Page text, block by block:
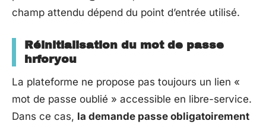
champ attendu dépend du point d’entrée utilisé.
Réinitialisation du mot de passe
hrforyou
La plateforme ne propose pas toujours un lien «
mot de passe oublié » accessible en libre-service.
Dans ce cas, la demande passe obligatoirement